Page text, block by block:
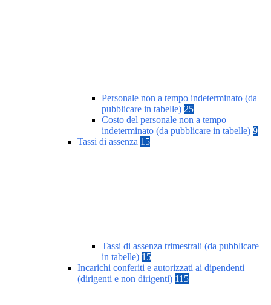
Personale non a tempo indeterminato (da
pubblicare in tabelle) 25
Costo del personale non a tempo
indeterminato (da pubblicare in tabelle) 9
Tassi di assenza 15
Tassi di assenza trimestrali (da pubblicare
in tabelle) 15
Incarichi conferiti e autorizzati ai dipendenti
(dirigenti e non dirigenti) 115